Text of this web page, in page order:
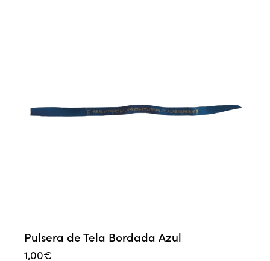
Pulsera de Tela Bordada Azul
1,00€